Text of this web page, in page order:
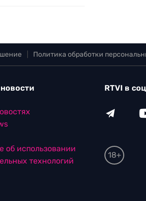
Политика обработки
об использовании
технологий
RTVI в
18+